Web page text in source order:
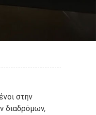
στην
διαδρόμων,